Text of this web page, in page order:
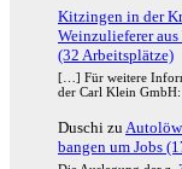
Kitzingen in der
Weinzulieferer
(32 Arbeitsplätze)
[…] Für weitere
der Carl Klein
Duschi zu
bangen um Jobs